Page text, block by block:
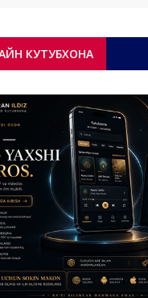
КУТУБХОНА